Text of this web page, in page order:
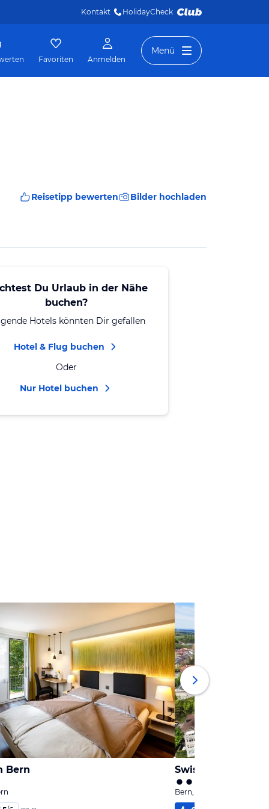
Kontakt HolidayCheck
Favoriten Anmelden
Menü
Reisetipp bewerten Bilder hochladen
Du Urlaub in der Nähe
buchen?
Hotels könnten Dir gefallen
Hotel & Flug buchen
Oder
Nur Hotel buchen
Bern Swissôtel Kursaal
Bern, Kanton Bern